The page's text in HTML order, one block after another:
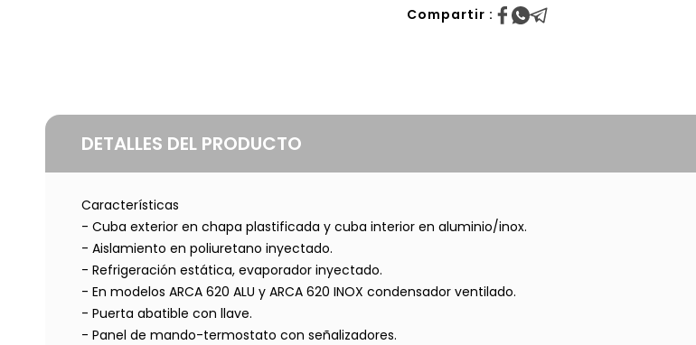
Compartir :
DETALLES DEL PRODUCTO
Características
- Cuba exterior en chapa plastificada y cuba interior en aluminio/inox.
- Aislamiento en poliuretano inyectado.
- Refrigeración estática, evaporador inyectado.
- En modelos ARCA 620 ALU y ARCA 620 INOX condensador ventilado.
- Puerta abatible con llave.
- Panel de mando-termostato con señalizadores.